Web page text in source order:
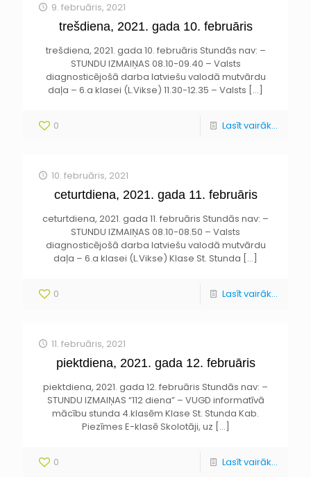
9. februāris, 2021
trešdiena, 2021. gada 10. februāris
trešdiena, 2021. gada 10. februāris Stundās nav: –
STUNDU IZMAIŅAS 08.10-09.40 – Valsts
diagnosticējošā darba latviešu valodā mutvārdu
daļa – 6.a klasei (L.Vikse) 11.30-12.35 – Valsts […]
0 Lasīt vairāk...
10. februāris, 2021
ceturtdiena, 2021. gada 11. februāris
ceturtdiena, 2021. gada 11. februāris Stundās nav: –
STUNDU IZMAIŅAS 08.10-08.50 – Valsts
diagnosticējošā darba latviešu valodā mutvārdu
daļa – 6.a klasei (L.Vikse) Klase St. Stunda […]
0 Lasīt vairāk...
11. februāris, 2021
piektdiena, 2021. gada 12. februāris
piektdiena, 2021. gada 12. februāris Stundās nav: –
STUNDU IZMAIŅAS “112 diena” – VUGD informatīvā
mācību stunda 4.klasēm Klase St. Stunda Kab.
Piezīmes E-klasē Skolotāji, uz […]
0 Lasīt vairāk...